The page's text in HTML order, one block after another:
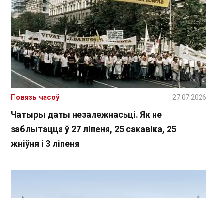
Чатыры даты незалежнасьці. Як не
заблытацца ў 27 ліпеня, 25 сакавіка, 25
жніўня і 3 ліпеня
Повязь часоў 27.07.2026